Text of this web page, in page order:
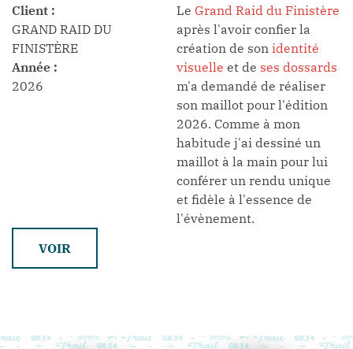
Client :
GRAND RAID DU
FINISTÈRE
Année :
2026
Le Grand Raid du Finistère
après l'avoir confier la
création de son identité
visuelle et de ses dossards
m'a demandé de réaliser
son maillot pour l'édition
2026. Comme à mon
habitude j'ai dessiné un
maillot à la main pour lui
conférer un rendu unique
et fidèle à l'essence de
l'évènement.
VOIR